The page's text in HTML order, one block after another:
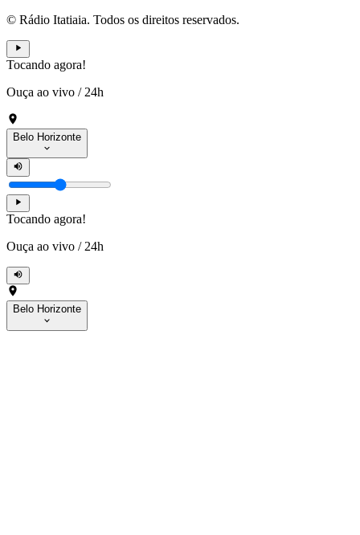
© Rádio Itatiaia. Todos os direitos reservados.
Tocando agora!
Ouça ao vivo / 24h
Belo Horizonte
Tocando agora!
Ouça ao vivo / 24h
Belo Horizonte